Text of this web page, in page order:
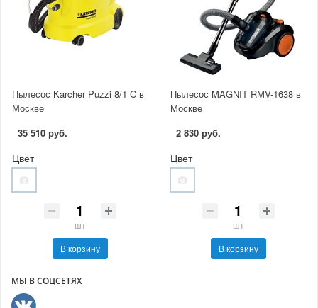
Пылесос Karcher Puzzi 8/1 C в
Москве
35 510 руб.
Цвет
шт
В корзину
Пылесос MAGNIT RMV-1638 в
Москве
2 830 руб.
Цвет
шт
В корзину
МЫ В СОЦСЕТЯХ